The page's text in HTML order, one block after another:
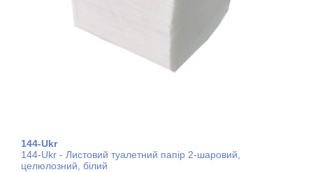
144-Ukr
144-Ukr - Листовий туалетний папір 2-шаровий,
целюлозний, білий